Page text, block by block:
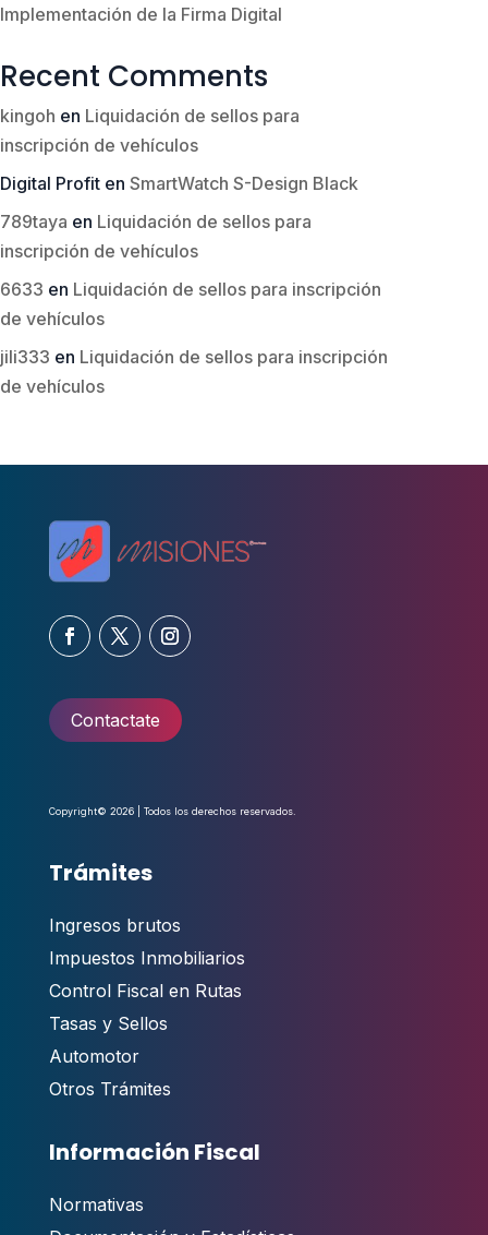
Implementación de la Firma Digital
Recent Comments
kingoh en Liquidación de sellos para
inscripción de vehículos
Digital Profit en SmartWatch S-Design Black
789taya en Liquidación de sellos para
inscripción de vehículos
6633 en Liquidación de sellos para inscripción
de vehículos
jili333 en Liquidación de sellos para inscripción
de vehículos
Contactate
Copyright© 2026 | Todos los derechos reservados.
Trámites
Ingresos brutos
Impuestos Inmobiliarios
Control Fiscal en Rutas
Tasas y Sellos
Automotor
Otros Trámites
Información Fiscal
Normativas